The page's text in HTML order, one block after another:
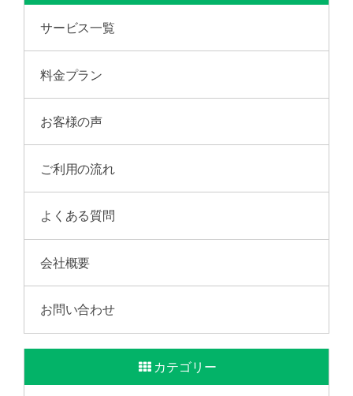
サービス一覧
料金プラン
お客様の声
ご利用の流れ
よくある質問
会社概要
お問い合わせ
カテゴリー